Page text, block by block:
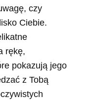
czy
Ciebie.
rękę,
pokazują jego
z Tobą